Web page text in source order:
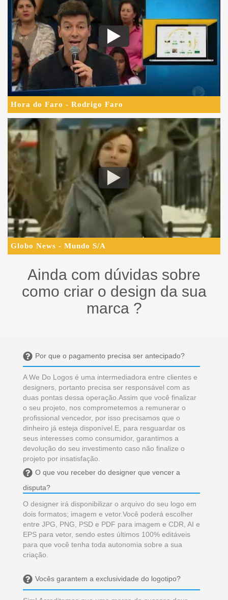
Globo News - Mundo S/A
Ainda com dúvidas sobre
como criar o design da sua
marca ?
Por que o pagamento precisa ser antecipado?
A We Do Logos é uma intermediadora entre clientes e
designers, portanto precisa ser responsável com as
duas pontas dessa operação.Assim que você finalizar
o seu projeto, nos comprometemos a remunerar o
dinheiro já esteja disponível.E, para resguardar os
seus interesses como consumidor, garantimos a
devolução do seu investimento caso não finalize o
projeto por insatisfação.
O designer irá disponibilizar o arquivo do seu logo em
dois formatos; imagem e vetor.Você poderá escolher
EPS para vetor, sendo estes últimos 100% editáveis
para que você tenha toda autonomia sobre a sua
criação.
Vocês garantem a exclusividade do logotipo?
Sim! Acreditamos que uma marca de sucesso deve
ser exclusiva, por isso o plágio é uma prática proibida
na plataforma.Para fiscalizar tudo de perto temos um
time de moderadores que avalia as propostas
apresentadas a você. Além disso, um designer que
de outros profissionais em disputa e fica sujeito a
penalização.
Como os designers vão saber o que eu quero?
formulário(briefing). Nele você deverá escrever sobre
o seu negócio, público alvo e também suas